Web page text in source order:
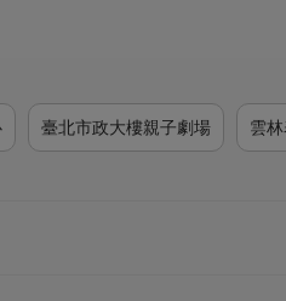
臺北市政大樓親子劇場 雲